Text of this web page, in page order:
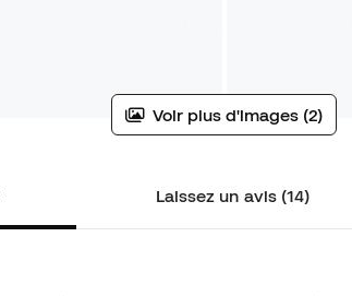
Voir plus d'images (2)
Laissez un avis (14)